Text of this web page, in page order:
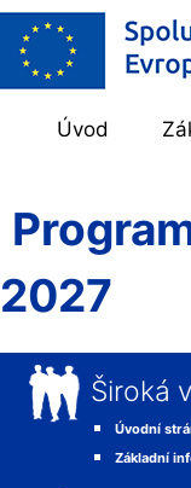
Úvod
2027
Široká
Úvodní
Základní